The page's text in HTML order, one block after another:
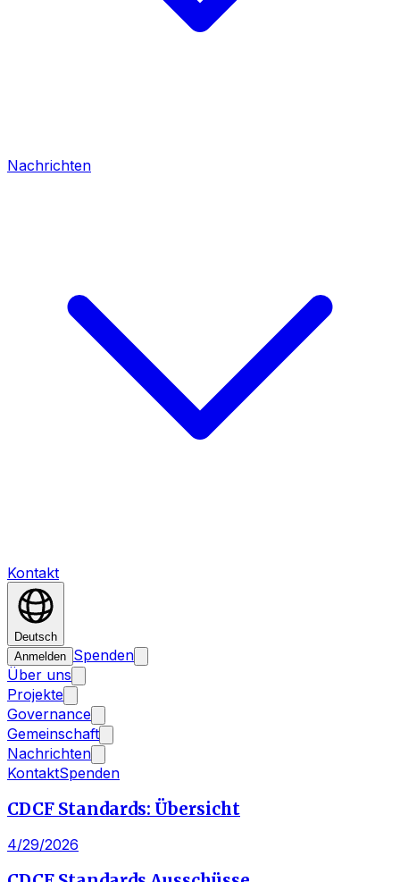
Nachrichten
Kontakt
Deutsch
Anmelden Spenden
Über uns
Projekte
Governance
Gemeinschaft
Nachrichten
KontaktSpenden
CDCF Standards: Übersicht
4/29/2026